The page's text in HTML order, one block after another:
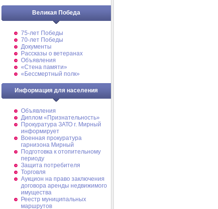
Великая Победа
75-лет Победы
70-лет Победы
Документы
Рассказы о ветеранах
Объявления
«Стена памяти»
«Бессмертный полк»
Информация для населения
Объявления
Диплом «Признательность»
Прокуратура ЗАТО г. Мирный
информирует
Военная прокуратура
гарнизона Мирный
Подготовка к отопительному
периоду
Защита потребителя
Торговля
Аукцион на право заключения
договора аренды недвижимого
имущества
Реестр муниципальных
маршрутов